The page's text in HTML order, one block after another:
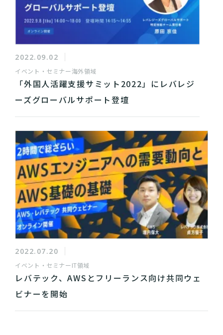
2022.09.02
イベント・セミナー海外領域
「外国人活躍支援サミット2022」にレバレジ
ーズグローバルサポート登壇
2022.07.20
イベント・セミナーIT領域
レバテック、AWSとフリーランス向け共同ウェ
ビナーを開始